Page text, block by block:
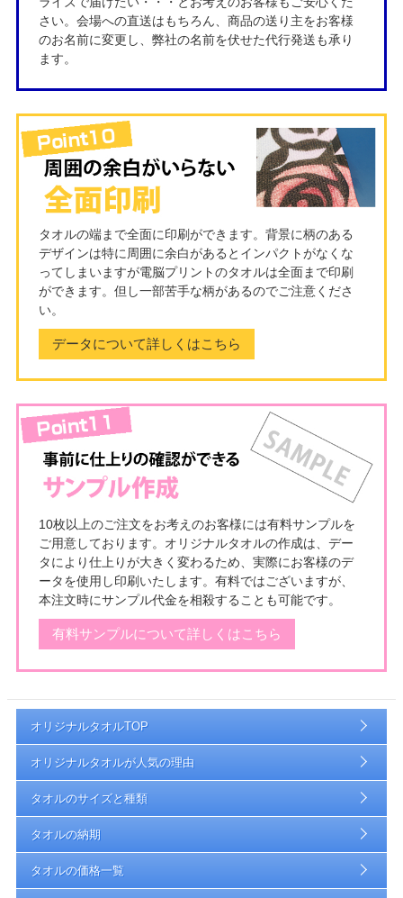
さい。会場への直送はもちろん、商品の送り主をお客様
のお名前に変更し、弊社の名前を伏せた代行発送も承り
ます。
タオルの端まで全面に印刷ができます。背景に柄のある
デザインは特に周囲に余白があるとインパクトがなくな
ってしまいますが電脳プリントのタオルは全面まで印刷
ができます。但し一部苦手な柄があるのでご注意くださ
い。
データについて詳しくはこちら
10枚以上のご注文をお考えのお客様には有料サンプルを
ご用意しております。オリジナルタオルの作成は、デー
タにより仕上りが大きく変わるため、実際にお客様のデ
ータを使用し印刷いたします。有料ではございますが、
本注文時にサンプル代金を相殺することも可能です。
有料サンプルについて詳しくはこちら
オリジナルタオルTOP
オリジナルタオルが人気の理由
タオルのサイズと種類
タオルの納期
タオルの価格一覧